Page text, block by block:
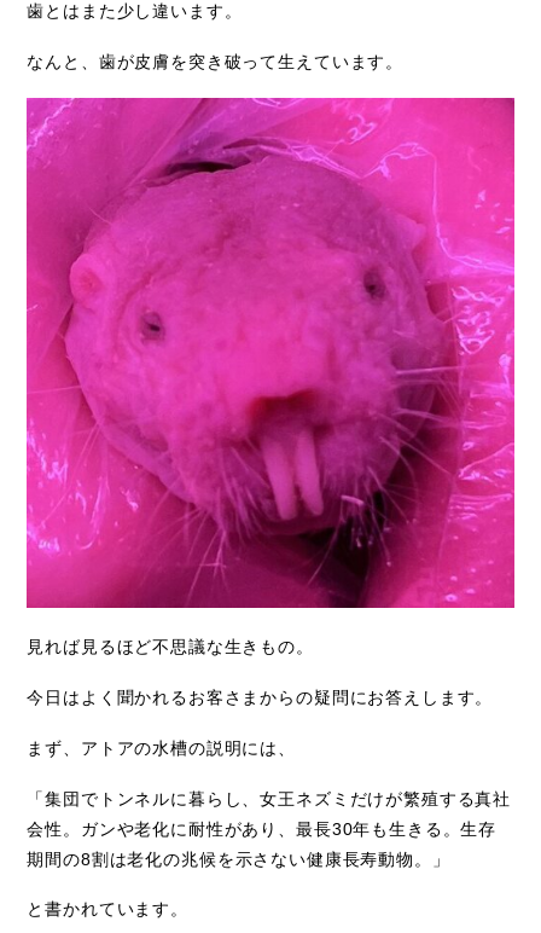
歯とはまた少し違います。
なんと、歯が皮膚を突き破って生えています。
見れば見るほど不思議な生きもの。
今日はよく聞かれるお客さまからの疑問にお答えします。
まず、アトアの水槽の説明には、
「集団でトンネルに暮らし、女王ネズミだけが繁殖する真社
会性。ガンや老化に耐性があり、最長30年も生きる。生存
期間の8割は老化の兆候を示さない健康長寿動物。」
と書かれています。